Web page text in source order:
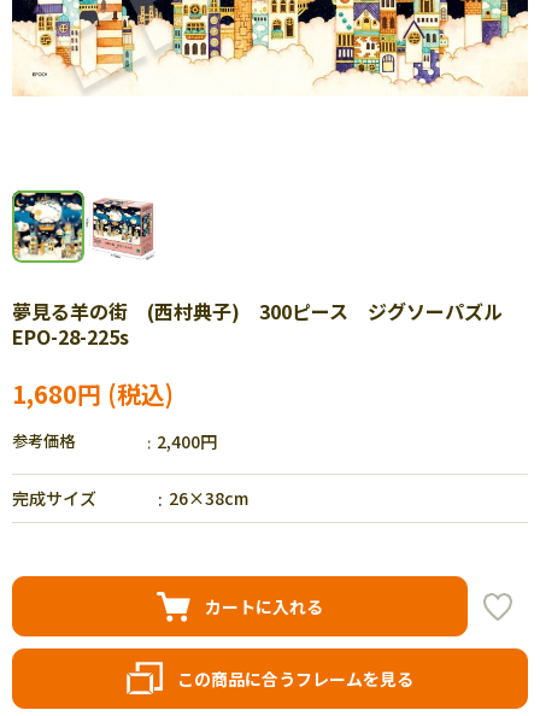
夢見る羊の街 (西村典子) 300ピース ジグソーパズル
EPO-28-225s
1,680円
参考価格 2,400円
完成サイズ 26×38cm
カートに入れる
この商品に合うフレームを見る